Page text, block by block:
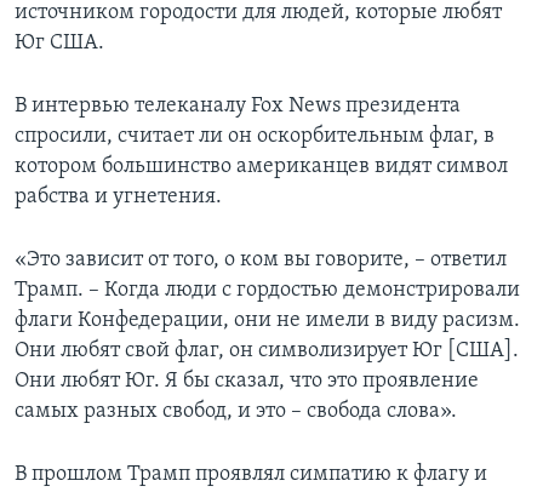
источником городости для людей, которые любят
Юг США.
В интервью телеканалу Fox News президента
спросили, считает ли он оскорбительным флаг, в
котором большинство американцев видят символ
рабства и угнетения.
«Это зависит от того, о ком вы говорите, – ответил
Трамп. – Когда люди с гордостью демонстрировали
флаги Конфедерации, они не имели в виду расизм.
Они любят свой флаг, он символизирует Юг [США].
Они любят Юг. Я бы сказал, что это проявление
самых разных свобод, и это – свобода слова».
В прошлом Трамп проявлял симпатию к флагу и